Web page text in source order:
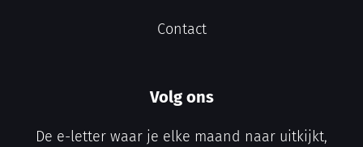
Contact
Volg ons
De e-letter waar je elke maand naar uitkijkt,